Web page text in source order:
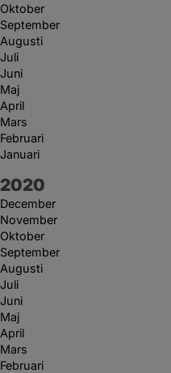
Oktober
September
Augusti
Juli
Juni
Maj
April
Mars
Februari
Januari
År:
2020
December
November
Oktober
September
Augusti
Juli
Juni
Maj
April
Mars
Februari